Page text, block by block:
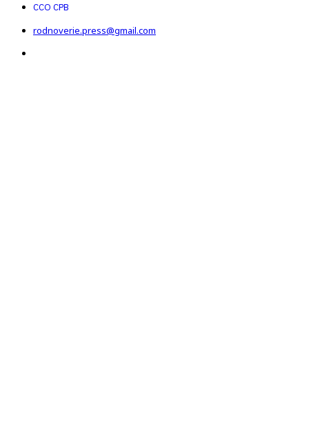
ССО СРВ
rodnoverie.press@gmail.com